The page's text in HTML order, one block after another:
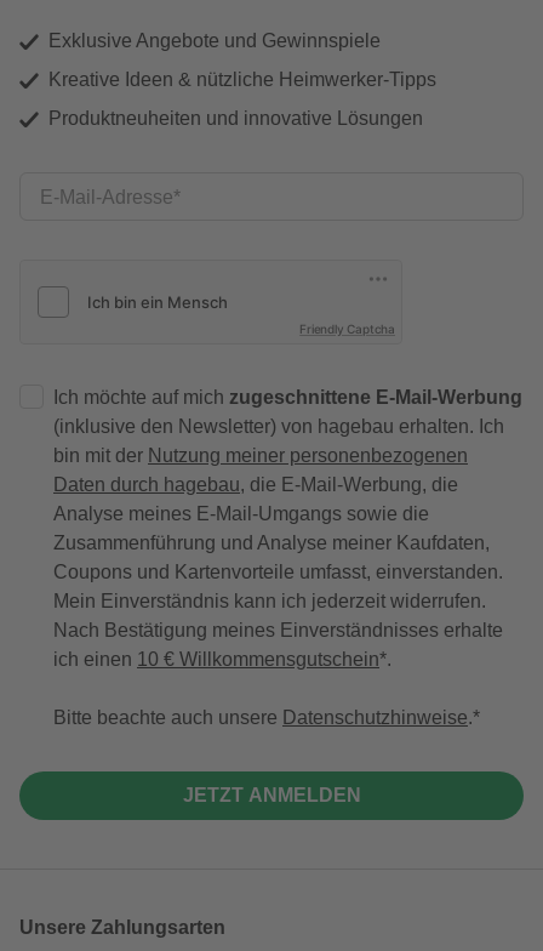
Exklusive Angebote und Gewinnspiele
Kreative Ideen & nützliche Heimwerker-Tipps
Produktneuheiten und innovative Lösungen
E-Mail-Adresse
Friendly Captcha
Ich möchte auf mich zugeschnittene E-Mail-Werbung
(inklusive den Newsletter) von hagebau erhalten. Ich
bin mit der Nutzung meiner personenbezogenen
Daten durch hagebau, die E-Mail-Werbung, die
Analyse meines E-Mail-Umgangs sowie die
Zusammenführung und Analyse meiner Kaufdaten,
Coupons und Kartenvorteile umfasst, einverstanden.
Mein Einverständnis kann ich jederzeit widerrufen.
Nach Bestätigung meines Einverständnisses erhalte
ich einen 10 € Willkommensgutschein*.
Bitte beachte auch unsere Datenschutzhinweise.
JETZT ANMELDEN
Unsere Zahlungsarten